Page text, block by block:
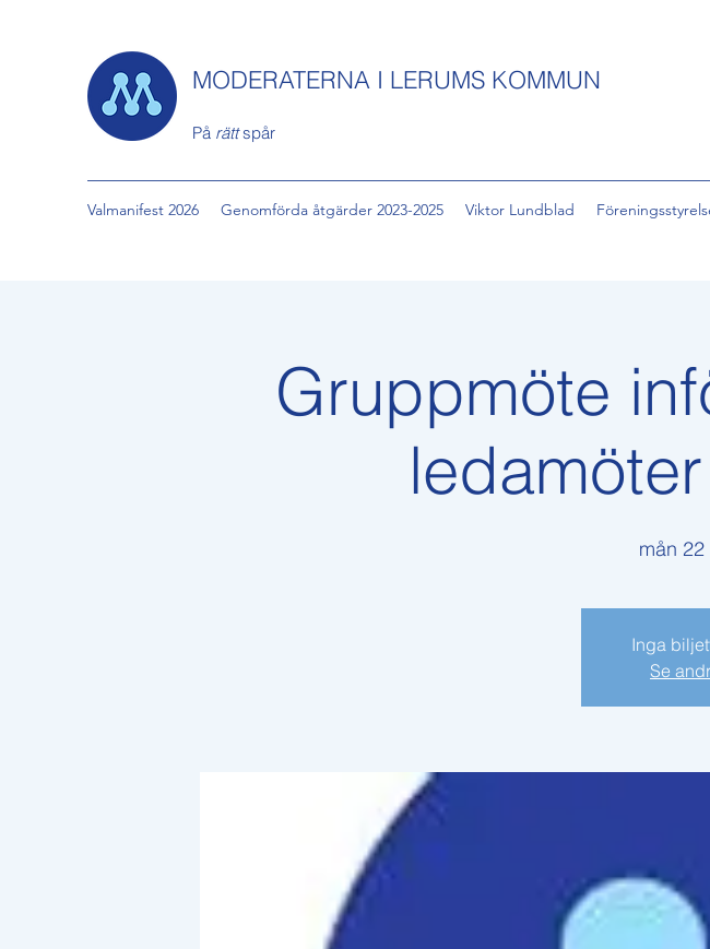
MODERATERNA I LERUMS KOMMUN
På rättspår
Valmanifest 2026 Genomförda åtgärder 2023-2025 Viktor Lundblad
Gruppmöte
mån 22
Inga
Se